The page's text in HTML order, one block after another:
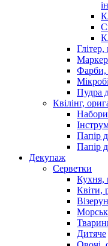
Фарби,
Пудра
Квілінг,
Набори
Папір
Папір
Декупаж
Серветки
Кухня,
Квіти,
Дитяче